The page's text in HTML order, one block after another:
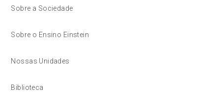
Sobre a Sociedade
Sobre o Ensino Einstein
Nossas Unidades
Biblioteca